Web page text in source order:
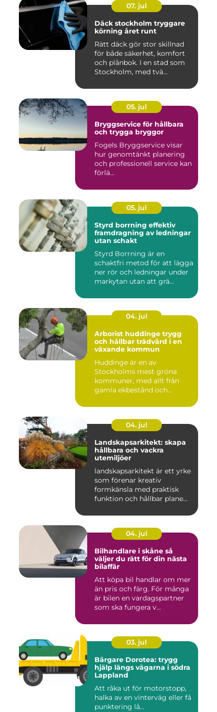
07. jul
Däck stockholm tryggare
körning året runt
Rätt däck gör stor skillnad
för både säkerhet, komfort
och plånbok. I en stad som
Stockholm, med tvä...
05. jul
Bryggservice för hållbara
och trygga bryggor
Fogels Bryggservice visar
hur genomtänkt planering
och professionell service kan
förlä...
05. jul
Styrd borrning effektiv
framdragning av ledningar
utan schakt
Styrd Borrning är en
schaktfri metod för att lägga
ner rör och ledningar under
markytan utan att grä...
04. jul
Arborist huddinge trygg
och hållbar trädvård i en
växande kommun
Huddinge är en av
Stockholms mest gröna
kommuner, med allt från
gamla ekbestånd och
04. jul
Landskapsarkitekt: skapa
hållbara och vackra
utemiljöer
landskapsarkitekt är ett yrke
som förenar kreativ
formkänsla med praktisk
funktion och hållbar plane...
04. jul
Bilhandlare i skåne så
väljer du rätt för din nästa
bilaffär
Att köpa bil handlar om mer
än pris och färg. För många
är bilen en vardagspartner
som ska fungera v...
03. jul
Bärgare Dorotea: trygg
hjälp längs vägarna i södra
Lappland
Att råka ut för motorstopp,
halka av en vinterväg eller få
punktering lå...